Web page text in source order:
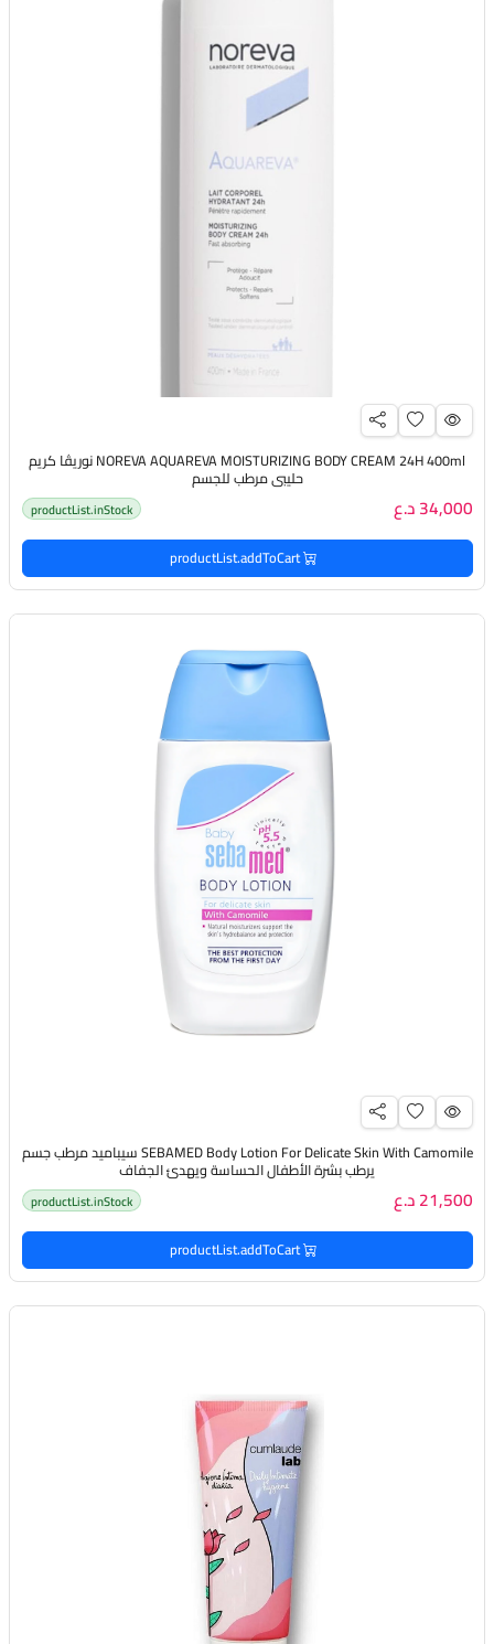
NOREVA AQUAREVA MOISTURIZING BODY CREAM 24H 400ml نوريڤا كريم
حليبي مرطب للجسم
34,000 د.ع productList.inStock
productList.addToCart
SEBAMED Body Lotion For Delicate Skin With Camomile سيباميد مرطب جسم
يرطب بشرة الأطفال الحساسة ويهدئ الجفاف
21,500 د.ع productList.inStock
productList.addToCart